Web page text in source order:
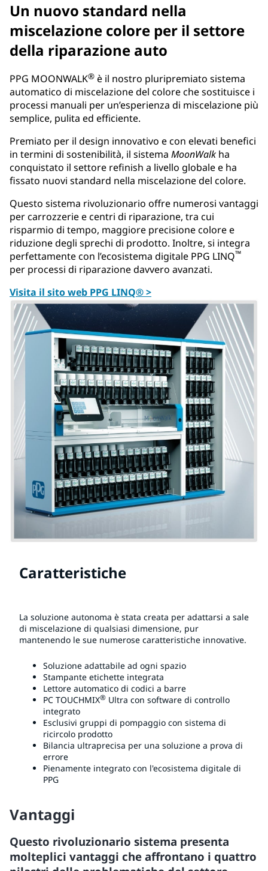
Un nuovo standard nella
miscelazione colore per il settore
della riparazione auto
PPG MOONWALK® è il nostro pluripremiato sistema
automatico di miscelazione del colore che sostituisce i
processi manuali per un’esperienza di miscelazione più
semplice, pulita ed efficiente.
Premiato per il design innovativo e con elevati benefici
in termini di sostenibilità, il sistema MoonWalk ha
conquistato il settore refinish a livello globale e ha
fissato nuovi standard nella miscelazione del colore.
Questo sistema rivoluzionario offre numerosi vantaggi
per carrozzerie e centri di riparazione, tra cui
risparmio di tempo, maggiore precisione colore e
riduzione degli sprechi di prodotto. Inoltre, si integra
perfettamente con l’ecosistema digitale PPG LINQ™
per processi di riparazione davvero avanzati.
Visita il sito web PPG LINQ® >
Caratteristiche
La soluzione autonoma è stata creata per adattarsi a sale
di miscelazione di qualsiasi dimensione, pur
mantenendo le sue numerose caratteristiche innovative.
Soluzione adattabile ad ogni spazio
Stampante etichette integrata
Lettore automatico di codici a barre
PC TOUCHMIX® Ultra con software di controllo
integrato
Esclusivi gruppi di pompaggio con sistema di
ricircolo prodotto
Bilancia ultraprecisa per una soluzione a prova di
errore
Pienamente integrato con l'ecosistema digitale di
PPG
Vantaggi
Questo rivoluzionario sistema presenta
molteplici vantaggi che affrontano i quattro